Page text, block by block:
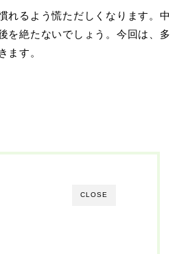
れるよう慌ただしくなります。中
を絶たないでしょう。今回は、多
ます。
CLOSE